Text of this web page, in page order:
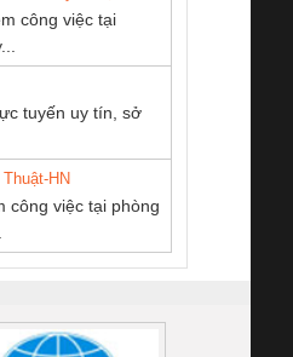
Giá
Nẹp nhôm chống
trơn Đà Nẵng
MẠI
CƠ
PHÁT
PHẦN TỰ ĐỘNG
công việc tại
tuyến uy tín, sở
HN
công việc tại phòng